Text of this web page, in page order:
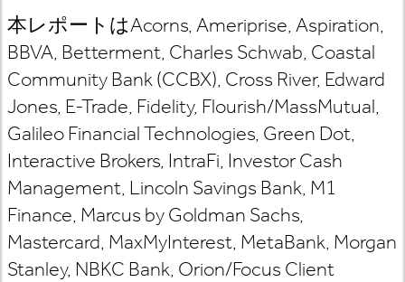
本レポートはAcorns, Ameriprise, Aspiration,
BBVA, Betterment, Charles Schwab, Coastal
Community Bank (CCBX), Cross River, Edward
Jones, E-Trade, Fidelity, Flourish/MassMutual,
Galileo Financial Technologies, Green Dot,
Interactive Brokers, IntraFi, Investor Cash
Management, Lincoln Savings Bank, M1
Finance, Marcus by Goldman Sachs,
Mastercard, MaxMyInterest, MetaBank, Morgan
Stanley, NBKC Bank, Orion/Focus Client